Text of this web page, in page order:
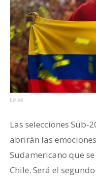
La se
Las selecciones Sub-
abrirán las
Sudamericano que
Chile. Será el